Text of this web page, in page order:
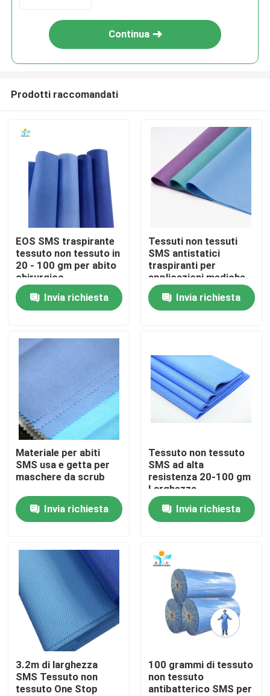
Casa
Prodotti
Circa noi
Giro della fabbrica
Controllo di qualità
Richieda una citazione
Usura protettiva eliminabile
Vestiti protettivi eliminabili
Tuta protettiva eliminabile
Continua
Prodotti raccomandati
EOS SMS traspirante
tessuto non tessuto in
20 - 100 gm per abito
chirurgico
Invia richiesta
Tessuti non tessuti
SMS antistatici
traspiranti per
applicazioni mediche
Invia richiesta
Materiale per abiti
SMS usa e getta per
maschere da scrub
Invia richiesta
Tessuto non tessuto
SMS ad alta
resistenza 20-100 gm
Larghezza
personalizzata 1,6 m
2,4 m 3,2 mInvia richiesta
3.2m di larghezza
SMS Tessuto non
tessuto One Stop
100 grammi di tessuto
non tessuto
antibatterico SMS per